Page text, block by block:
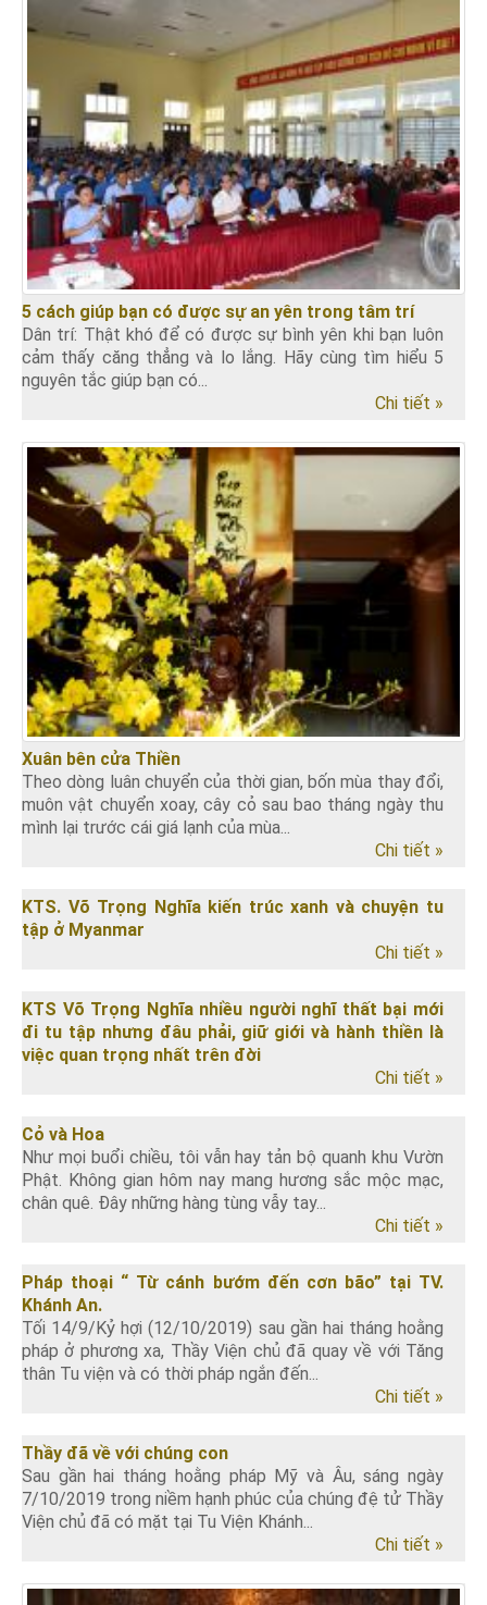
5 cách giúp bạn có được sự an yên trong tâm trí
Dân trí: Thật khó để có được sự bình yên khi bạn luôn
cảm thấy căng thẳng và lo lắng. Hãy cùng tìm hiểu 5
nguyên tắc giúp bạn có...
Chi tiết »
Xuân bên cửa Thiền
Theo dòng luân chuyển của thời gian, bốn mùa thay đổi,
muôn vật chuyển xoay, cây cỏ sau bao tháng ngày thu
mình lại trước cái giá lạnh của mùa...
Chi tiết »
KTS. Võ Trọng Nghĩa kiến trúc xanh và chuyện tu
tập ở Myanmar
Chi tiết »
KTS Võ Trọng Nghĩa nhiều người nghĩ thất bại mới
đi tu tập nhưng đâu phải, giữ giới và hành thiền là
việc quan trọng nhất trên đời
Chi tiết »
Cỏ và Hoa
Như mọi buổi chiều, tôi vẫn hay tản bộ quanh khu Vườn
Phật. Không gian hôm nay mang hương sắc mộc mạc,
chân quê. Đây những hàng tùng vẫy tay...
Chi tiết »
Pháp thoại “ Từ cánh bướm đến cơn bão” tại TV.
Khánh An.
Tối 14/9/Kỷ hợi (12/10/2019) sau gần hai tháng hoằng
pháp ở phương xa, Thầy Viện chủ đã quay về với Tăng
thân Tu viện và có thời pháp ngắn đến...
Chi tiết »
Thầy đã về với chúng con
Sau gần hai tháng hoằng pháp Mỹ và Âu, sáng ngày
7/10/2019 trong niềm hạnh phúc của chúng đệ tử Thầy
Viện chủ đã có mặt tại Tu Viện Khánh...
Chi tiết »